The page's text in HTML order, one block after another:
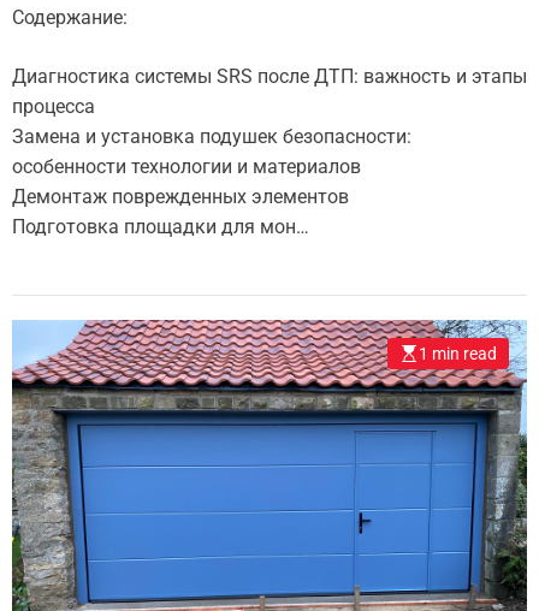
Содержание:
Диагностика системы SRS после ДТП: важность и этапы
процесса
Замена и установка подушек безопасности:
особенности технологии и материалов
Демонтаж поврежденных элементов
Подготовка площадки для мон…
1 min read